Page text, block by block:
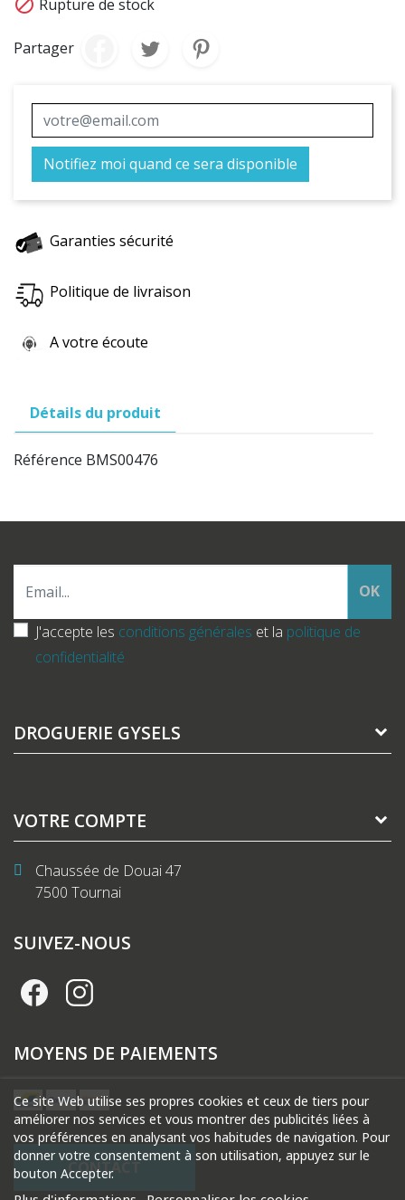
 Rupture de stock
Partager
Notifiez moi quand ce sera disponible
Garanties sécurité
Politique de livraison
A votre écoute
Détails du produit
Référence BMS00476
OK
J'accepte les conditions générales et la politique de
confidentialité
DROGUERIE GYSELS
VOTRE COMPTE
Chaussée de Douai 47
7500 Tournai
Ce site Web utilise ses propres cookies et ceux de tiers pour
améliorer nos services et vous montrer des publicités liées à
vos préférences en analysant vos habitudes de navigation. Pour
donner votre consentement à son utilisation, appuyez sur le
bouton Accepter.
SUIVEZ-NOUS
MOYENS DE PAIEMENTS
CONTACT